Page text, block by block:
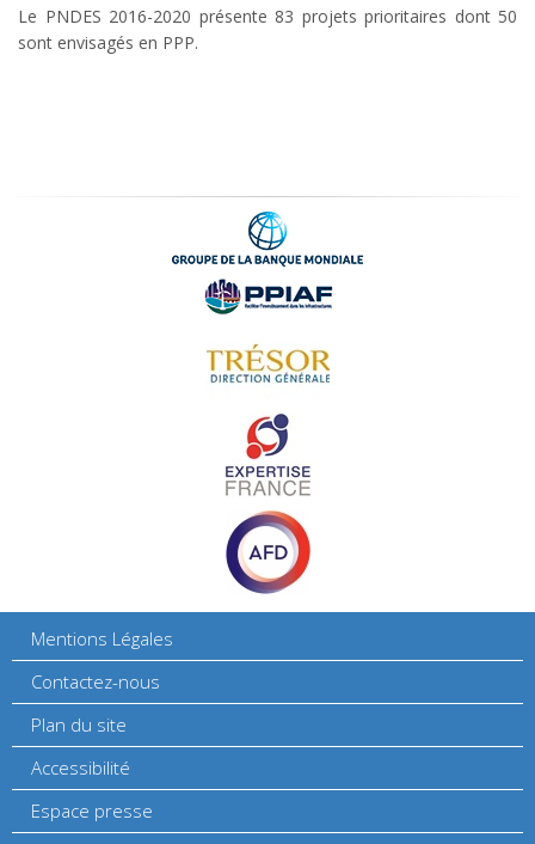
Le PNDES 2016-2020 présente 83 projets prioritaires dont 50
sont envisagés en PPP.
Mentions Légales
Contactez-nous
Plan du site
Accessibilité
Espace presse